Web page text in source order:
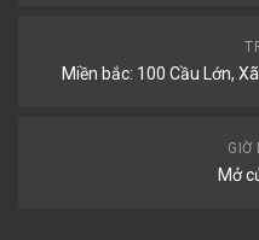
Miền bắc: 100 Cầu Lớn,
GIỜ
Mở